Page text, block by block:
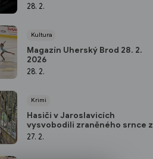
28. 2.
Kultura
Magazín Uherský Brod 28. 2.
2026
28. 2.
Krimi
Hasiči v Jaroslavicích
vysvobodili zraněného srnce z
kovové pasti
27. 2.